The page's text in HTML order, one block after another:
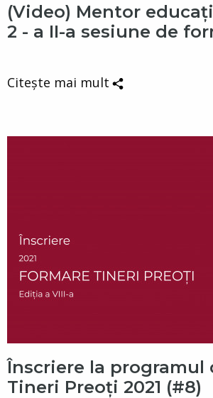
(Video) Mentor
2 - a II-a sesiune de
Citește mai mult
Înscriere la programul
Tineri Preoți 2021 (#8)